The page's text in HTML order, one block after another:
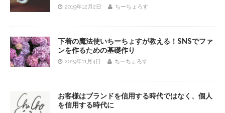
2019年12月2日 ちーちょろす
下着の魔法使いちーちょすが教える！SNSでファ
ンを作るための基礎作り
2019年11月4日 ちーちょろす
お客様はブランドを信用する時代ではなく、個人
を信用する時代に